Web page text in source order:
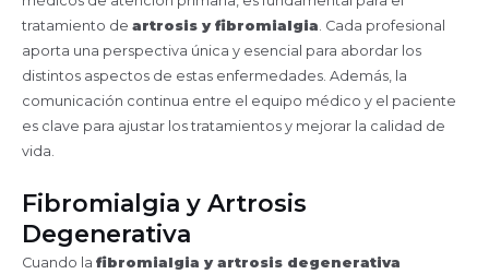
tratamiento de artrosis y fibromialgia. Cada profesional
aporta una perspectiva única y esencial para abordar los
distintos aspectos de estas enfermedades. Además, la
comunicación continua entre el equipo médico y el paciente
es clave para ajustar los tratamientos y mejorar la calidad de
vida.
Fibromialgia y Artrosis
Degenerativa
Cuando la fibromialgia y artrosis degenerativa